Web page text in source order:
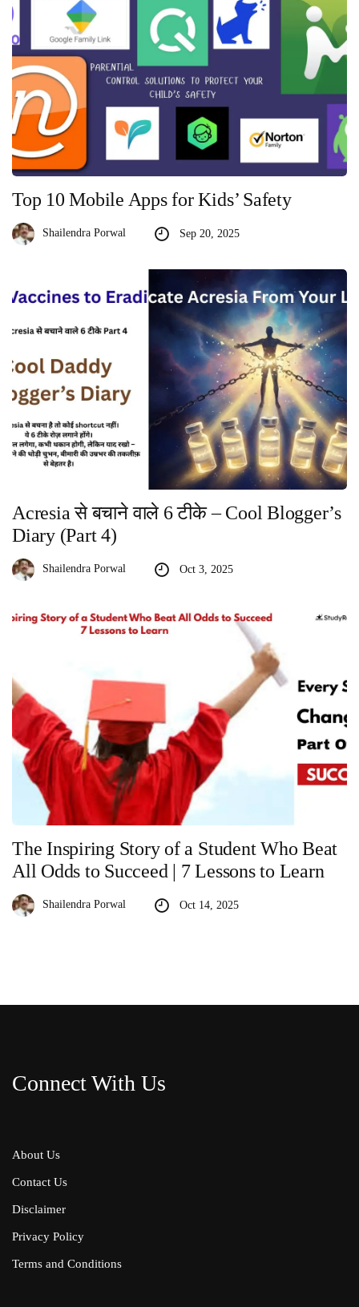
Top 10 Mobile Apps for Kids’ Safety
Shailendra Porwal Sep 20, 2025
Acresia से बचाने वाले 6 टीके – Cool Blogger’s
Diary (Part 4)
Shailendra Porwal Oct 3, 2025
The Inspiring Story of a Student Who Beat
All Odds to Succeed | 7 Lessons to Learn
Shailendra Porwal Oct 14, 2025
Connect With Us
About Us
Contact Us
Disclaimer
Privacy Policy
Terms and Conditions